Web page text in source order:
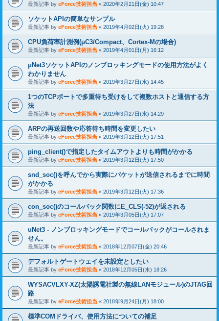
最新記事 by eForce技術担当 « 2020年2月21日(金) 10:47
ソケットAPIの簡単なサンプル
最新記事 by eForce技術担当 « 2019年4月02日(火) 19:28
CPU負荷率計測例(μC3/Compact、Cortex-Mの場合)
最新記事 by eForce技術担当 « 2019年4月01日(月) 16:12
μNet3ソケットAPIのノンブロッキングモードの使用方法がよく
わかりません
最新記事 by eForce技術担当 « 2019年3月27日(水) 14:45
1つのTCPポートで多重待ち受けをして複数ホストと通信する方
法
最新記事 by eForce技術担当 « 2019年3月27日(水) 14:29
ARPの再送回数や応答待ち時間を変更したい
最新記事 by eForce技術担当 « 2019年3月12日(火) 17:51
ping_client()で指定したタイムアウトよりも時間がかかる
最新記事 by eForce技術担当 « 2019年3月12日(火) 17:50
snd_soc()を呼んでから実際にパケットが送信されるまでに時間
がかかる
最新記事 by eForce技術担当 « 2019年3月12日(火) 17:36
con_soc()のコールバック関数にE_CLS(-52)が返される
最新記事 by eForce技術担当 « 2019年3月05日(火) 17:07
uNet3 - ノンブロッキングモードでコールバックがコールされま
せん。
最新記事 by eForce技術担当 « 2018年12月07日(金) 20:46
デフォルトゲートウェイを未設定としたい
最新記事 by eForce技術担当 « 2018年12月05日(水) 18:26
WYSACVLXY-XZ(太陽誘電社製の無線LANモジュール)のJTAG回
路
最新記事 by eForce技術担当 « 2018年9月24日(月) 18:00
標準COMドライバ、使用方法についての補足